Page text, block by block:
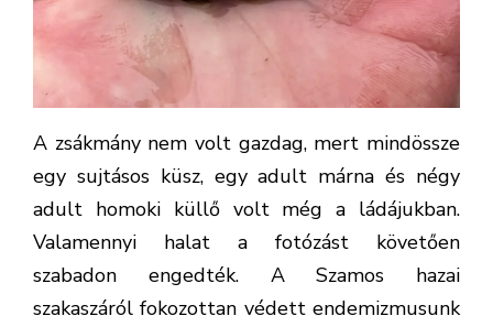
A zsákmány nem volt gazdag, mert mindössze
egy sujtásos küsz, egy adult márna és négy
adult homoki küllő volt még a ládájukban.
Valamennyi halat a fotózást követően
szabadon engedték. A Szamos hazai
szakaszáról fokozottan védett endemizmusunk